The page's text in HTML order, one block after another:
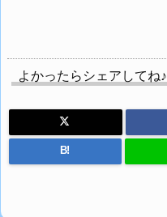
よかったらシェアしてね♪
B!